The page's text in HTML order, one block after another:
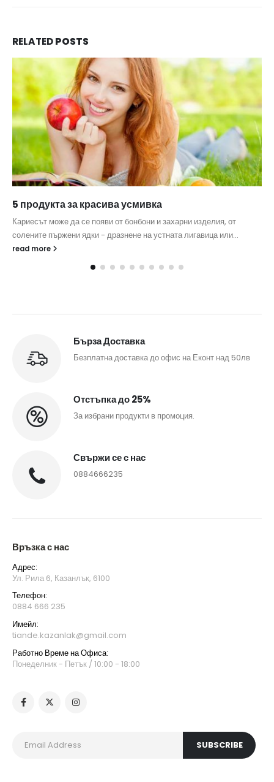
RELATEDPOSTS
5 продукта за красива усмивка
Кариесът може да се появи от бонбони и захарни изделия, от
солените пържени ядки - дразнене на устната лигавица или...
read more
Бърза Доставка
Безплатна доставка до офис на Еконт над 50лв
Отстъпка до 25%
За избрани продукти в промоция.
Свържи се с нас
0884666235
Връзка с нас
Адрес:
Ул. Рила 6, Казанлък, 6100
Телефон:
0884 666 235
Имейл:
tiande.kazanlak@gmail.com
Работно Време на Офиса:
Понеделник - Петък / 10:00 - 18:00